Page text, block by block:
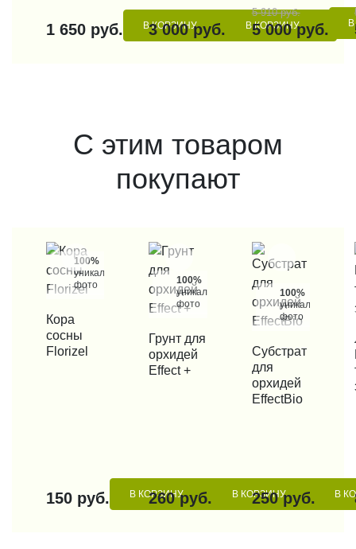
1 650 руб. В КОРЗИНУ
3 000 руб. В КОРЗИНУ
5 910 руб.
5 000 руб.
С этим товаром
покупают
100%
уникальные
фото
КУПИТЬ В 1 КЛИК
Кора
сосны
Florizel
150 руб. В КОРЗИНУ
100%
уникальные
фото
КУПИТЬ В 1 КЛИК
Грунт для
орхидей
Effect +
260 руб. В КОРЗИНУ
100%
уникальные
фото
КУПИТЬ В 1 КЛИК
Субстрат
для
орхидей
EffectBio
250 руб. В